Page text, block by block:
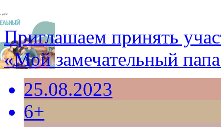
Приглашаем принять
«Мой замечательный
25.08.2023
6+